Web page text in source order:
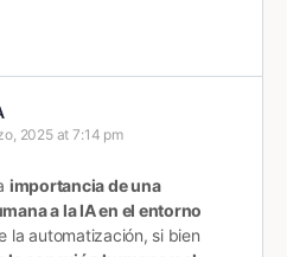
2025 at 7:14 pm
importancia de una
a la IA en el entorno
la automatización, si bien